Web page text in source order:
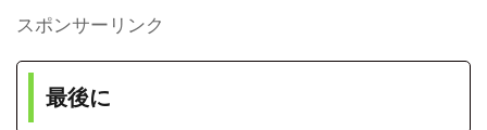
スポンサーリンク
最後に